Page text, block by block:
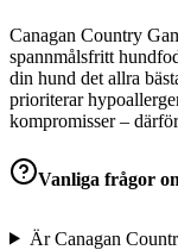
Canagan Country
spannmålsfritt
din hund det allra
prioriterar
kompromisser –
Vanliga frågor
Är Canagan